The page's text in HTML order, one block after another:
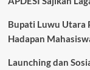
Bupati Luwu Utara
Hadapan
Launching dan